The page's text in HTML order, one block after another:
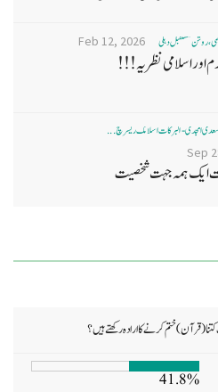
روشن مستقبل دہلی Feb 12, 2026
اور اسلامی نظریہ!!!
سعدی امجدی - البرکات اسلامک ریسرچ ...
Sep
ایک ہمہ جہت شخصیت
(قرآن) ختم کرنے کا ارادہ رکھتے ہیں؟
41.8%